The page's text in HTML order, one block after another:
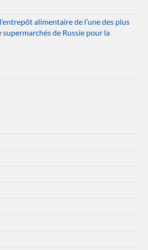
alimentaire de l’une des plus
supermarchés de Russie pour la